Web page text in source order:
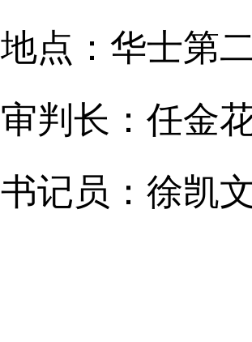
地点：华士第
审判长：任金
书记员：徐凯